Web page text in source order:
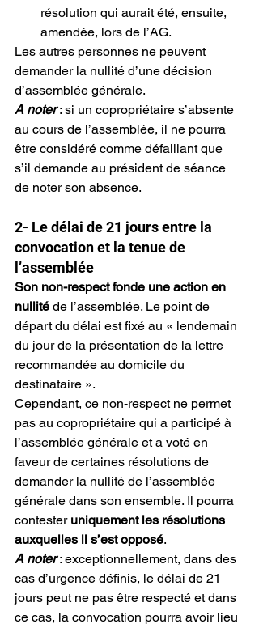
résolution qui aurait été, ensuite,
amendée, lors de l’AG.
Les autres personnes ne peuvent
demander la nullité d’une décision
d’assemblée générale.
A noter : si un copropriétaire s’absente
au cours de l’assemblée, il ne pourra
être considéré comme défaillant que
s’il demande au président de séance
de noter son absence.
2- Le délai de 21 jours entre la
convocation et la tenue de
l’assemblée
Son non-respect fonde une action en
nullité de l’assemblée. Le point de
départ du délai est fixé au « lendemain
du jour de la présentation de la lettre
recommandée au domicile du
destinataire ».
Cependant, ce non-respect ne permet
pas au copropriétaire qui a participé à
l’assemblée générale et a voté en
faveur de certaines résolutions de
demander la nullité de l’assemblée
générale dans son ensemble. Il pourra
contester uniquement les résolutions
auxquelles il s’est opposé.
A noter : exceptionnellement, dans des
cas d’urgence définis, le délai de 21
jours peut ne pas être respecté et dans
ce cas, la convocation pourra avoir lieu